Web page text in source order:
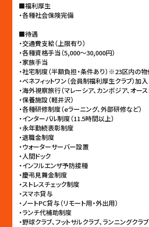
■福利厚生
・各種社会保険完備
■待遇
・交通費支給（上限有り）
・各種資格手当（5,000〜30,000円）
・家族手当
・社宅制度（半額負担・条件あり）※23区内の
・ベネフィットワン（会員制福利厚生クラブ）加入
・海外視察旅行（マレーシア、カンボジア、オース
・保養施設（軽井沢）
・各種研修制度（eラーニング、外部研修など）
・インターバル制度（11.5時間以上）
・永年勤続表彰制度
・退職金制度
・ウォーターサーバー設置
・人間ドック
・インフルエンザ予防接種
・慶弔見舞金制度
・ストレスチェック制度
・スマホ貸与
・ノートPC貸与（リモート用・外出用）
・ランチ代補助制度
・野球クラブ、フットサルクラブ、ランニングクラブ